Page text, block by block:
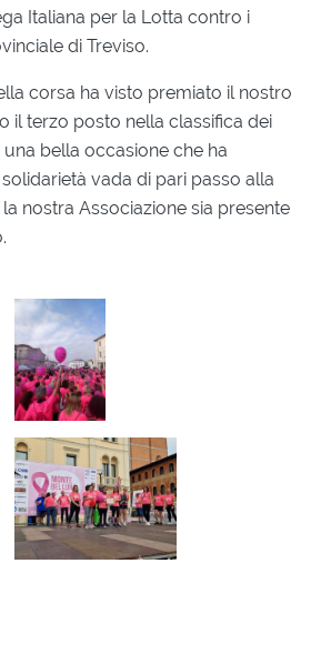
Italiana per la Lotta contro i
di Treviso.
corsa ha visto premiato il nostro
il terzo posto nella classifica dei
bella occasione che ha
vada di pari passo alla
nostra Associazione sia presente